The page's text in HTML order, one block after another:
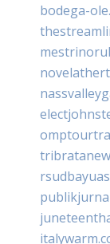
bodega-